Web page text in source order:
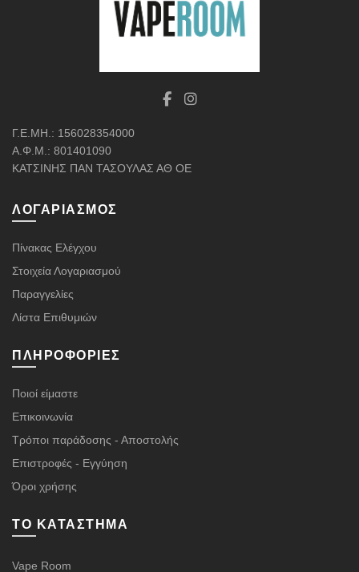
Γ.Ε.ΜΗ.: 156028354000
Α.Φ.Μ.: 801401090
ΚΑΤΣΙΝΗΣ ΠΑΝ ΤΑΣΟΥΛΑΣ ΑΘ ΟΕ
ΛΟΓΑΡΙΑΣΜΌΣ
Πίνακας Ελέγχου
Στοιχεία Λογαριασμού
Παραγγελίες
Λίστα Επιθυμιών
ΠΛΗΡΟΦΟΡΊΕΣ
Ποιοί είμαστε
Επικοινωνία
Τρόποι παράδοσης - Αποστολής
Επιστροφές - Εγγύηση
Όροι χρήσης
ΤΟ ΚΑΤΆΣΤΗΜΑ
Vape Room